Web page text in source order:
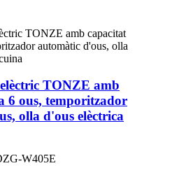
TONZE amb
6 ous, temporitzador
olla d'ous elèctrica
W405E